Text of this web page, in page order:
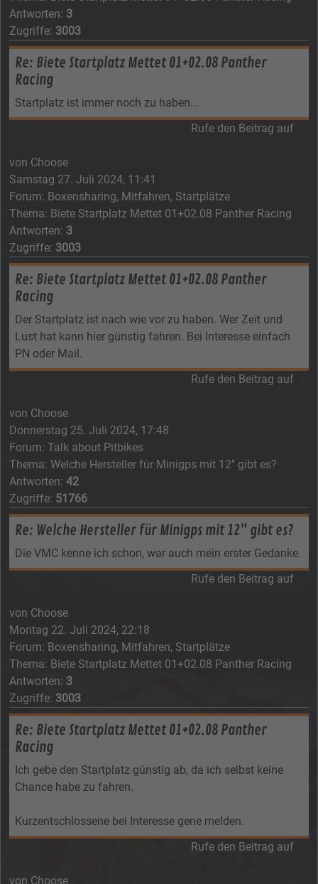
Antworten: 3
Zugriffe: 3003
Re: Biete Startplatz Mettet 01+02.08 Panther
Racing
Startplatz ist immer noch zu haben...
Rufe den Beitrag auf
von Choose
Samstag 27. Juli 2024, 11:41
Forum: Boxensharing, Mitfahren, Startplätze
Thema: Biete Startplatz Mettet 01+02.08 Panther Racing
Antworten: 3
Zugriffe: 3003
Re: Biete Startplatz Mettet 01+02.08 Panther
Racing
Der Startplatz ist nach wie vor zu haben. Wer Zeit und
Lust hat kann hier günstig fahren. Bei Interesse einfach
PN oder Mail.
Rufe den Beitrag auf
von Choose
Donnerstag 25. Juli 2024, 17:48
Forum: Talk about Pitbikes
Thema: Welche Hersteller für Minigps mit 12" gibt es?
Antworten: 42
Zugriffe: 51766
Re: Welche Hersteller für Minigps mit 12" gibt es?
Die VMC kenne ich schon, war auch mein erster Gedanke.
Rufe den Beitrag auf
von Choose
Montag 22. Juli 2024, 22:18
Forum: Boxensharing, Mitfahren, Startplätze
Thema: Biete Startplatz Mettet 01+02.08 Panther Racing
Antworten: 3
Zugriffe: 3003
Re: Biete Startplatz Mettet 01+02.08 Panther
Racing
Ich gebe den Startplatz günstig ab, da ich selbst keine
Chance habe zu fahren.
Kurzentschlossene bei Interesse gene melden.
Rufe den Beitrag auf
von Choose